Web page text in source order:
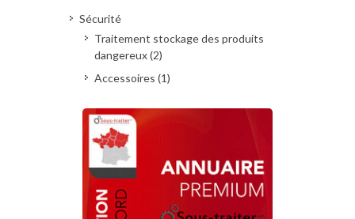
Sécurité
Traitement stockage des produits
dangereux (2)
Accessoires (1)